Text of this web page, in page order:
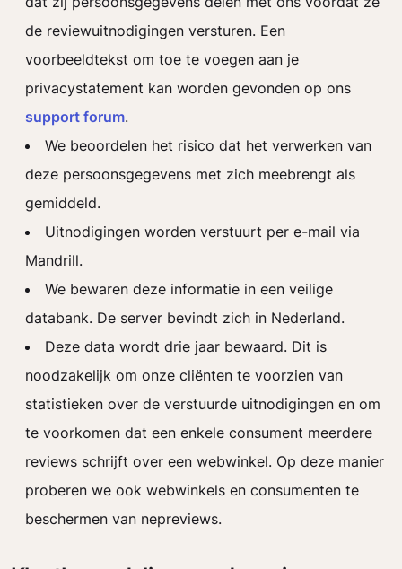
de reviewuitnodigingen versturen. Een
voorbeeldtekst om toe te voegen aan je
privacystatement kan worden gevonden op ons
support forum.
We beoordelen het risico dat het verwerken van
deze persoonsgegevens met zich meebrengt als
gemiddeld.
Uitnodigingen worden verstuurt per e-mail via
Mandrill.
We bewaren deze informatie in een veilige
databank. De server bevindt zich in Nederland.
Deze data wordt drie jaar bewaard. Dit is
noodzakelijk om onze cliënten te voorzien van
statistieken over de verstuurde uitnodigingen en om
te voorkomen dat een enkele consument meerdere
reviews schrijft over een webwinkel. Op deze manier
proberen we ook webwinkels en consumenten te
beschermen van nepreviews.